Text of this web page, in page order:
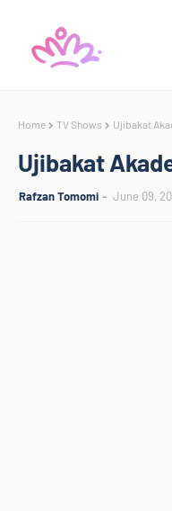
Home TV Shows Ujibakat
Ujibakat
Rafzan Tomomi June 09,